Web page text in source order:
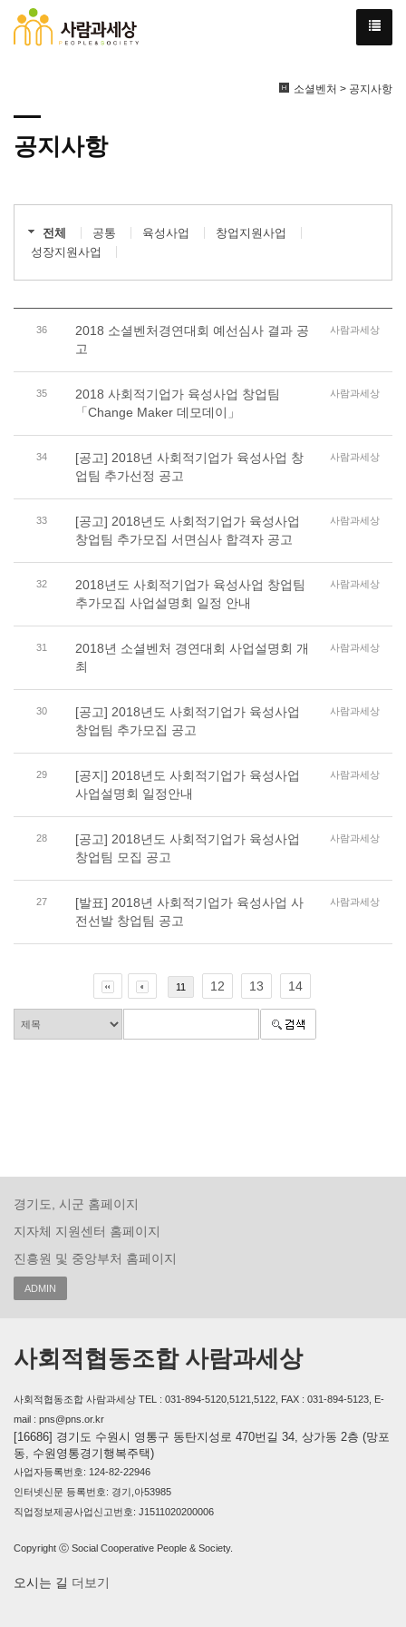
소셜벤처 > 공지사항
공지사항
전체 공통 육성사업
창업지원사업
성장지원사업
36
2018 소셜벤처경연대회 예선심사 결과 공
고
사람과세상
35
2018 사회적기업가 육성사업 창업팀
「Change Maker 데모데이」
사람과세상
34
[공고] 2018년 사회적기업가 육성사업 창
업팀 추가선정 공고
사람과세상
33
[공고] 2018년도 사회적기업가 육성사업
창업팀 추가모집 서면심사 합격자 공고
사람과세상
32
2018년도 사회적기업가 육성사업 창업팀
추가모집 사업설명회 일정 안내
사람과세상
31
2018년 소셜벤처 경연대회 사업설명회 개
최
사람과세상
30
[공고] 2018년도 사회적기업가 육성사업
창업팀 추가모집 공고
사람과세상
29
[공지] 2018년도 사회적기업가 육성사업
사업설명회 일정안내
사람과세상
28
[공고] 2018년도 사회적기업가 육성사업
창업팀 모집 공고
사람과세상
27
[발표] 2018년 사회적기업가 육성사업 사
전선발 창업팀 공고
사람과세상
11 12 13 14
경기도, 시군 홈페이지
지자체 지원센터 홈페이지
진흥원 및 중앙부처 홈페이지
ADMIN
사회적협동조합 사람과세상
사회적협동조합 사람과세상 TEL : 031-894-5120,5121,5122, FAX : 031-894-5123, E-
mail : pns@pns.or.kr
[16686] 경기도 수원시 영통구 동탄지성로 470번길 34, 상가동 2층 (망포
동, 수원영통경기행복주택)
사업자등록번호: 124-82-22946
인터넷신문 등록번호: 경기,아53985
직업정보제공사업신고번호: J1511020200006
Copyright ⓒ Social Cooperative People & Society.
오시는 길 더보기